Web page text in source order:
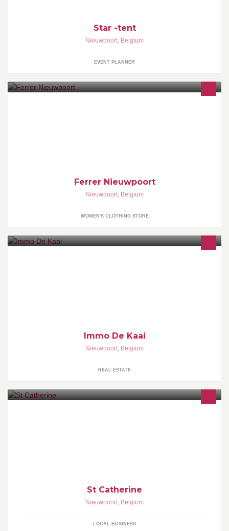
Star -tent
Nieuwpoort, Belgium
EVENT PLANNER
Ferrer Nieuwpoort
Nieuwpoort, Belgium
WOMEN'S CLOTHING STORE
Immo De Kaai
Nieuwpoort, Belgium
REAL ESTATE
St Catherine
Nieuwpoort, Belgium
LOCAL BUSINESS